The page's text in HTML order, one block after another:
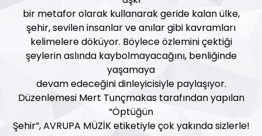
bir metafor olarak kullanarak geride kalan ülke,
şehir, sevilen insanlar ve anılar gibi kavramları
kelimelere döküyor. Böylece özlemini çektiği
şeylerin aslında kaybolmayacağını, benliğinde
yaşamaya
devam edeceğini dinleyicisiyle paylaşıyor.
Düzenlemesi Mert Tunçmakas tarafından yapılan
“Öptüğün
Şehir”, AVRUPA MÜZİK etiketiyle çok yakında sizlerle!